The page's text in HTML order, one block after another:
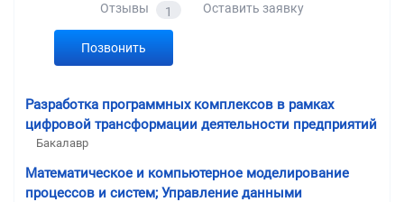
Отзывы 1 Оставить заявку
Позвонить
Разработка программных комплексов в рамках
цифровой трансформации деятельности предприятий
Бакалавр
Математическое и компьютерное моделирование
процессов и систем; Управление данными